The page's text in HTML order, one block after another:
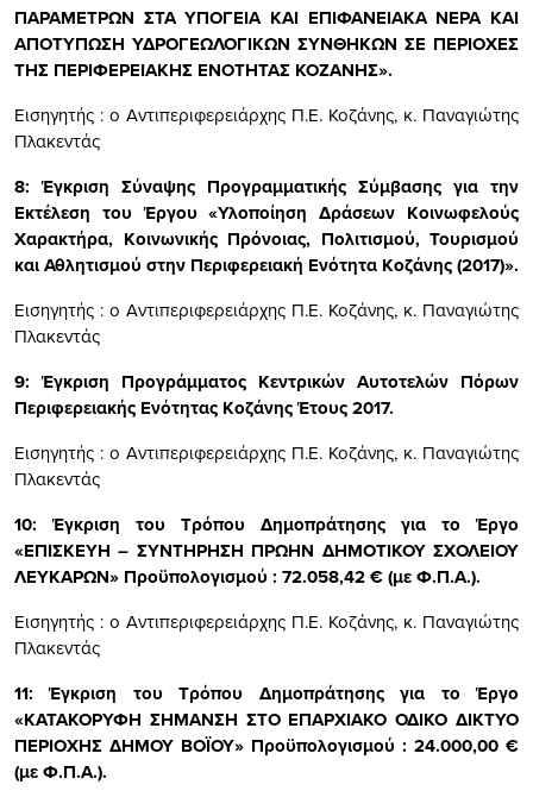
ΠΑΡΑΜΕΤΡΩΝ ΣΤΑ ΥΠΟΓΕΙΑ ΚΑΙ ΕΠΙΦΑΝΕΙΑΚΑ ΝΕΡΑ ΚΑΙ
ΑΠΟΤΥΠΩΣΗ ΥΔΡΟΓΕΩΛΟΓΙΚΩΝ ΣΥΝΘΗΚΩΝ ΣΕ ΠΕΡΙΟΧΕΣ
ΤΗΣ ΠΕΡΙΦΕΡΕΙΑΚΗΣ ΕΝΟΤΗΤΑΣ ΚΟΖΑΝΗΣ».
Εισηγητής : ο Αντιπεριφερειάρχης Π.Ε. Κοζάνης, κ. Παναγιώτης
Πλακεντάς
8: Έγκριση Σύναψης Προγραμματικής Σύμβασης για την
Εκτέλεση του Έργου «Υλοποίηση Δράσεων Κοινωφελούς
Χαρακτήρα, Κοινωνικής Πρόνοιας, Πολιτισμού, Τουρισμού
και Αθλητισμού στην Περιφερειακή Ενότητα Κοζάνης (2017)».
Εισηγητής : ο Αντιπεριφερειάρχης Π.Ε. Κοζάνης, κ. Παναγιώτης
Πλακεντάς
9:Έγκριση Προγράμματος Κεντρικών Αυτοτελών Πόρων
Περιφερειακής Ενότητας Κοζάνης Έτους 2017.
Εισηγητής : ο Αντιπεριφερειάρχης Π.Ε. Κοζάνης, κ. Παναγιώτης
Πλακεντάς
10:Έγκριση του Τρόπου Δημοπράτησης για το Έργο
«ΕΠΙΣΚΕΥΗ – ΣΥΝΤΗΡΗΣΗ ΠΡΩΗΝ ΔΗΜΟΤΙΚΟΥ ΣΧΟΛΕΙΟΥ
ΛΕΥΚΑΡΩΝ» Προϋπολογισμού : 72.058,42 € (με Φ.Π.Α.).
Εισηγητής : ο Αντιπεριφερειάρχης Π.Ε. Κοζάνης, κ. Παναγιώτης
Πλακεντάς
11: Έγκριση του Τρόπου Δημοπράτησης για το Έργο
«ΚΑΤΑΚΟΡΥΦΗ ΣΗΜΑΝΣΗ ΣΤΟ ΕΠΑΡΧΙΑΚΟ ΟΔΙΚΟ ΔΙΚΤΥΟ
ΠΕΡΙΟΧΗΣ ΔΗΜΟΥ ΒΟΪΟΥ» Προϋπολογισμού : 24.000,00 €
(με Φ.Π.Α.).